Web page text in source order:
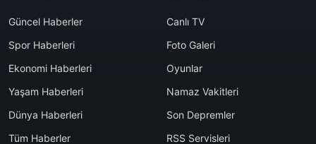
Güncel Haberler
Spor Haberleri
Ekonomi Haberleri
Yaşam Haberleri
Dünya Haberleri
Tüm Haberler
Canlı TV
Foto Galeri
Oyunlar
Namaz Vakitleri
Son Depremler
RSS Servisleri